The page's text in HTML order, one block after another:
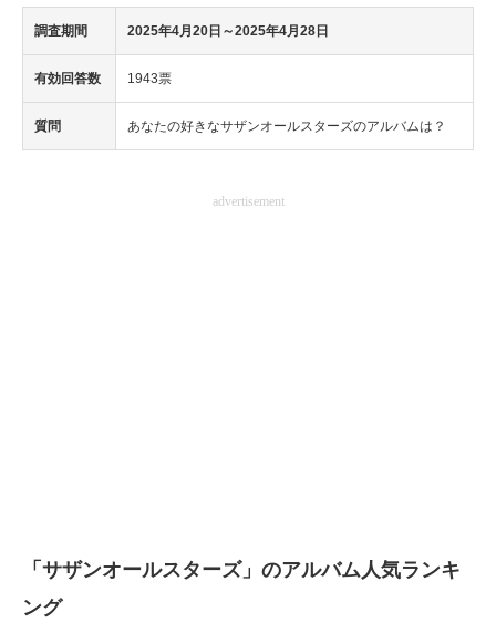
調査期間 2025年4月20日～2025年4月28日
有効回答数 1943票
質問 あなたの好きなサザンオールスターズのアルバムは？
advertisement
「サザンオールスターズ」のアルバム人気ランキ
ング